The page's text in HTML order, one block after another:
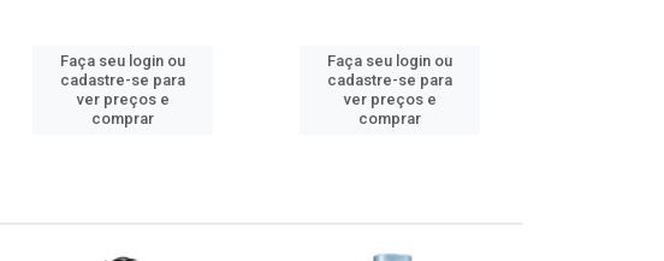
Faça seu login ou
cadastre-se para
ver preços e
comprar
Faça seu login ou
cadastre-se para
ver preços e
comprar